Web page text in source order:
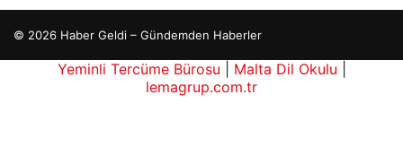
© 2026 Haber Geldi – Gündemden Haberler
Yeminli Tercüme Bürosu Malta Dil Okulu
lemagrup.com.tr